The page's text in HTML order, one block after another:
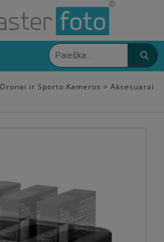
Dronai ir Sporto Kameros > Aksesuarai